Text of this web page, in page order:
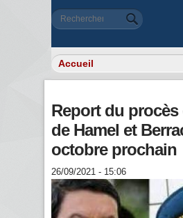
Formulaire de
Rechercher
Report du procès
de Hamel et
octobre prochain
26/09/2021 - 15:06